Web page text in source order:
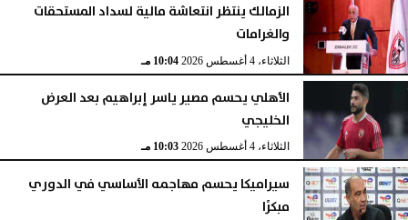
الزمالك ينتظر انتعاشة مالية لسداد المستحقات
والغرامات
الثلاثاء، 4 أغسطس 2026 10:04 مـ
الأهلي يحسم مصير ياسر إبراهيم بعد العرض
الخليجي
الثلاثاء، 4 أغسطس 2026 10:03 مـ
سيراميكا يحسم مهاجمه الأساسي في الدوري
مبكرًا